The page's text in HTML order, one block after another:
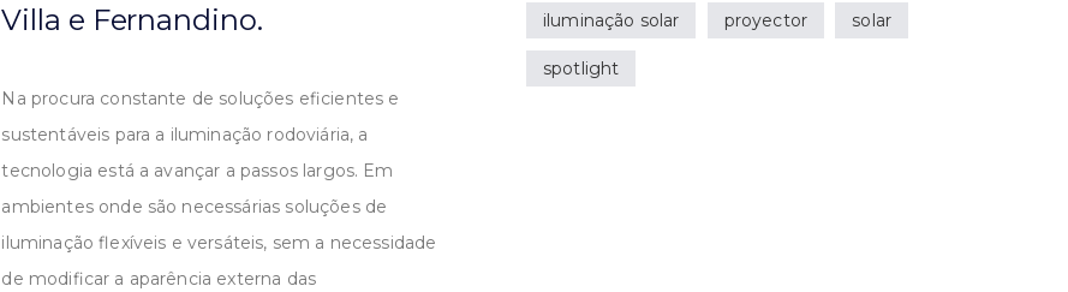
Villa e Fernandino.
Na procura constante de soluções eficientes e
sustentáveis para a iluminação rodoviária, a
tecnologia está a avançar a passos largos. Em
ambientes onde são necessárias soluções de
iluminação flexíveis e versáteis, sem a necessidade
de modificar a aparência externa das
iluminação solar proyector solar
spotlight